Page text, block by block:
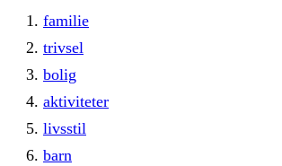
familie
trivsel
bolig
aktiviteter
livsstil
barn